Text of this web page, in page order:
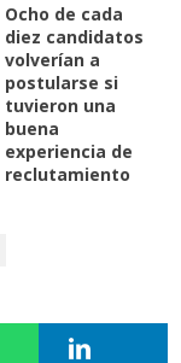
Ocho de cada
diez candidatos
volverían a
postularse si
tuvieron una
buena
experiencia de
reclutamiento